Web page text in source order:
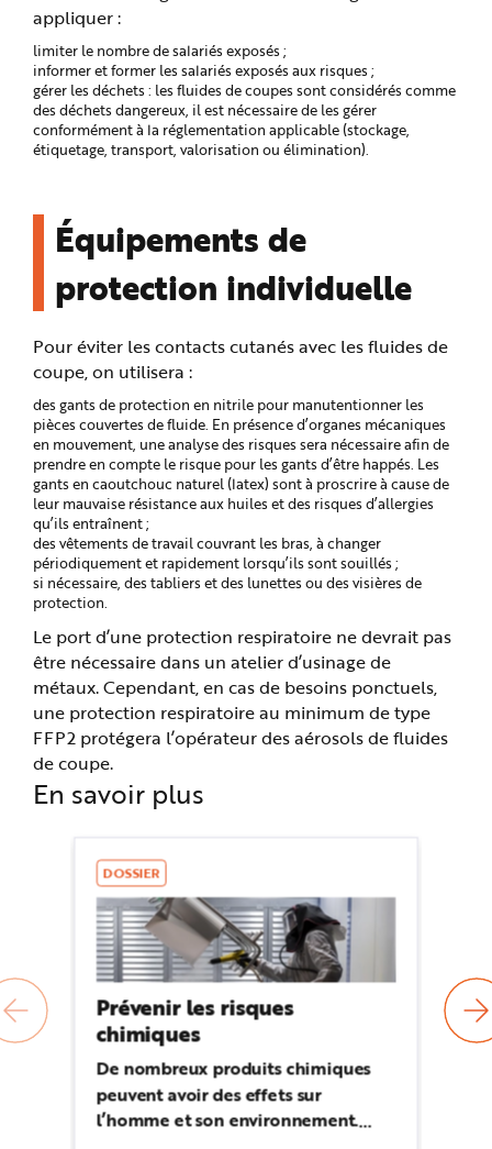
appliquer :
limiter le nombre de salariés exposés ;
informer et former les salariés exposés aux risques ;
gérer les déchets : les fluides de coupes sont considérés comme
des déchets dangereux, il est nécessaire de les gérer
conformément à la réglementation applicable (stockage,
étiquetage, transport, valorisation ou élimination).
Équipements de
protection individuelle
Pour éviter les contacts cutanés avec les fluides de
coupe, on utilisera :
des gants de protection en nitrile pour manutentionner les
pièces couvertes de fluide. En présence d’organes mécaniques
en mouvement, une analyse des risques sera nécessaire afin de
prendre en compte le risque pour les gants d’être happés. Les
gants en caoutchouc naturel (latex) sont à proscrire à cause de
leur mauvaise résistance aux huiles et des risques d’allergies
qu’ils entraînent ;
des vêtements de travail couvrant les bras, à changer
périodiquement et rapidement lorsqu’ils sont souillés ;
si nécessaire, des tabliers et des lunettes ou des visières de
protection.
Le port d’une protection respiratoire ne devrait pas
être nécessaire dans un atelier d’usinage de
métaux. Cependant, en cas de besoins ponctuels,
une protection respiratoire au minimum de type
FFP2 protégera l’opérateur des aérosols de fluides
de coupe.
En savoir plus
DOSSIER
Prévenir les risques
chimiques
De nombreux produits chimiques
peuvent avoir des effets sur
l’homme et son environnement.